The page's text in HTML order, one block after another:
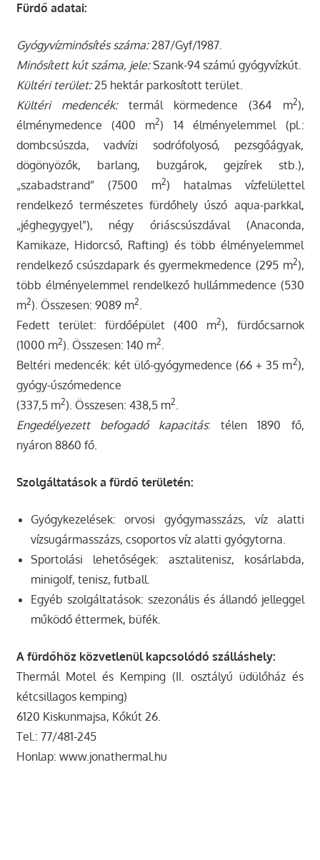
Fürdő adatai:
Gyógyvízminősítés száma:287/Gyf/1987.
Minősített kút száma, jele:Szank-94 számú gyógyvízkút.
Kültéri terület:25 hektár parkosított terület.
Kültéri medencék:termál körmedence (364 m2),
élménymedence (400 m2) 14 élményelemmel (pl.:
dombcsúszda, vadvízi sodrófolyosó, pezsgőágyak,
dögönyözők, barlang, buzgárok, gejzírek stb.),
„szabadstrand” (7500 m2) hatalmas vízfelülettel
rendelkező természetes fürdőhely úszó aqua-parkkal,
„jéghegygyel”), négy óriáscsúszdával (Anaconda,
Kamikaze, Hidorcső, Rafting) és több élményelemmel
rendelkező csúszdapark és gyermekmedence (295 m2),
több élményelemmel rendelkező hullámmedence (530
m2). Összesen: 9089 m2.
Fedett terület: fürdőépület (400 m2), fürdőcsarnok
(1000 m2). Összesen: 140 m2.
Beltéri medencék: két ülő-gyógymedence (66 + 35 m2),
gyógy-úszómedence
(337,5 m2). Összesen: 438,5 m2.
Engedélyezett befogadó kapacitás: télen 1890 fő,
nyáron 8860 fő.
Szolgáltatások a fürdő területén:
Gyógykezelések: orvosi gyógymasszázs, víz alatti
vízsugármasszázs, csoportos víz alatti gyógytorna.
Sportolási lehetőségek: asztalitenisz, kosárlabda,
minigolf, tenisz, futball.
Egyéb szolgáltatások: szezonális és állandó jelleggel
működő éttermek, büfék.
A fürdőhöz közvetlenül kapcsolódó szálláshely:
Thermál Motel és Kemping (II. osztályú üdülőház és
kétcsillagos kemping)
6120 Kiskunmajsa, Kőkút 26.
Tel.: 77/481-245
Honlap: www.jonathermal.hu